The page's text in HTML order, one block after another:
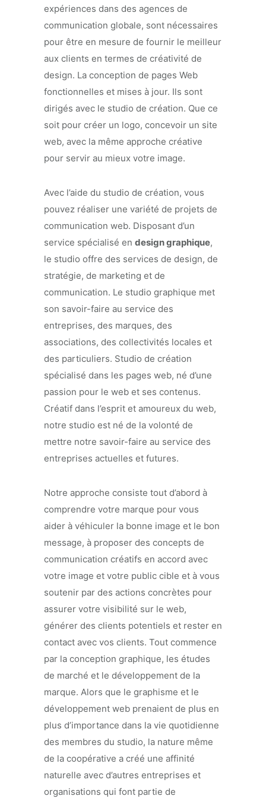
expériences dans des agences de
communication globale, sont nécessaires
pour être en mesure de fournir le meilleur
aux clients en termes de créativité de
design. La conception de pages Web
fonctionnelles et mises à jour. Ils sont
dirigés avec le studio de création. Que ce
soit pour créer un logo, concevoir un site
web, avec la même approche créative
pour servir au mieux votre image.
Avec l’aide du studio de création, vous
pouvez réaliser une variété de projets de
communication web. Disposant d’un
service spécialisé en design graphique,
le studio offre des services de design, de
stratégie, de marketing et de
communication. Le studio graphique met
son savoir-faire au service des
entreprises, des marques, des
associations, des collectivités locales et
des particuliers. Studio de création
spécialisé dans les pages web, né d’une
passion pour le web et ses contenus.
Créatif dans l’esprit et amoureux du web,
notre studio est né de la volonté de
mettre notre savoir-faire au service des
entreprises actuelles et futures.
Notre approche consiste tout d’abord à
comprendre votre marque pour vous
aider à véhiculer la bonne image et le bon
message, à proposer des concepts de
communication créatifs en accord avec
votre image et votre public cible et à vous
soutenir par des actions concrètes pour
assurer votre visibilité sur le web,
générer des clients potentiels et rester en
contact avec vos clients. Tout commence
par la conception graphique, les études
de marché et le développement de la
marque. Alors que le graphisme et le
développement web prenaient de plus en
plus d’importance dans la vie quotidienne
des membres du studio, la nature même
de la coopérative a créé une affinité
naturelle avec d’autres entreprises et
organisations qui font partie de